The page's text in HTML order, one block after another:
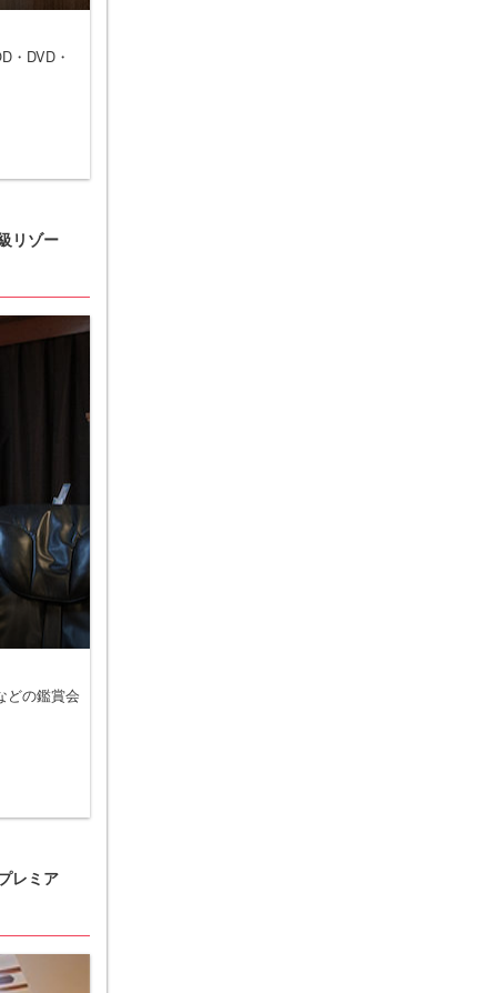
・DVD・
リゾー
どの鑑賞会
レミア